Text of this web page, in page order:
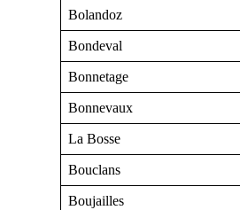
Bolandoz
Bondeval
Bonnetage
Bonnevaux
La Bosse
Bouclans
Boujailles